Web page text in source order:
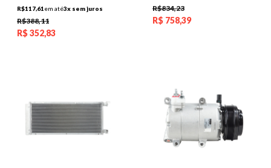
R$117,61 em até3x sem juros
R$388,11
R$352,83
R$834,23
R$ 758,39